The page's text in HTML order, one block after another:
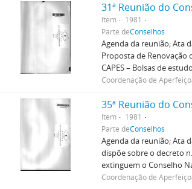
31ª Reunião do
Item
1981
Parte deConselhos
Agenda da reunião; Ata
Proposta de Renovação
CAPES – Bolsas de
Coordenação de
35ª Reunião do
Item
1981
Parte deConselhos
Agenda da reunião; Ata
dispõe sobre o decreto
extinguem o Conselho
Coordenação de